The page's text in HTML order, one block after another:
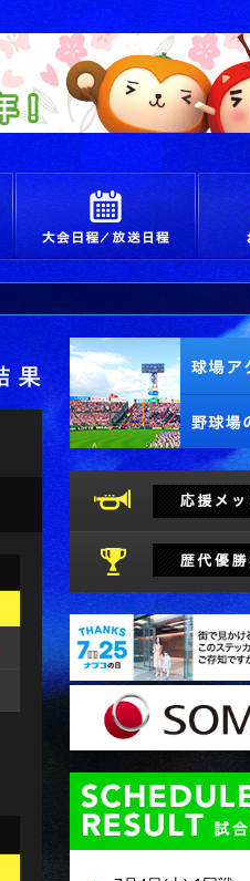
出場校 大会日
試合経過・詳細